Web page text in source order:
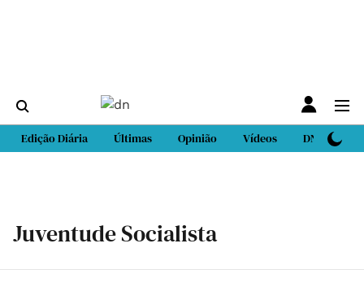
Edição Diária Últimas Opinião Vídeos DN Sport
Juventude Socialista